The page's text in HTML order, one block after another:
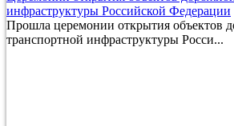
инфраструктуры Российской Федерации
Прошла церемонии открытия объектов
транспортной инфраструктуры Росси...